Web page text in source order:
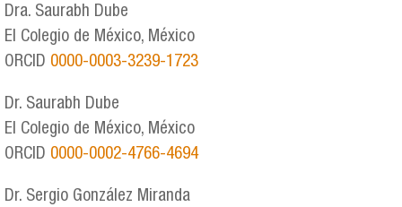
Dra. Saurabh Dube
El Colegio de México, México
ORCID 0000-0003-3239-1723
Dr. Saurabh Dube
El Colegio de México, México
ORCID 0000-0002-4766-4694
Dr. Sergio González Miranda